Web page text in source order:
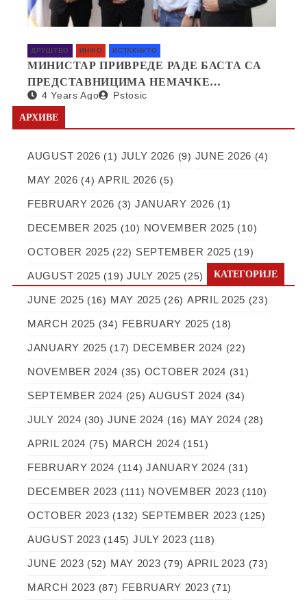
ДРУШТВО ИНФО ИСТАКНУТО
МИНИСТАР ПРИВРЕДЕ РАДЕ БАСТА СА
ПРЕДСТАВНИЦИМА НЕМАЧКЕ
КОМПАНИЈЕ SAPI О ОТВАРАЊУ
ФАБРИКЕ У СРБИЈИ
4 Years Ago Pstosic
АРХИВЕ
AUGUST 2026 (1) JULY 2026 (9) JUNE 2026 (4)
MAY 2026 (4) APRIL 2026 (5)
FEBRUARY 2026 (3) JANUARY 2026 (1)
DECEMBER 2025 (10) NOVEMBER 2025 (10)
OCTOBER 2025 (22) SEPTEMBER 2025 (19)
AUGUST 2025 (19) JULY 2025 (25)
JUNE 2025 (16) MAY 2025 (26) APRIL 2025 (23)
MARCH 2025 (34) FEBRUARY 2025 (18)
JANUARY 2025 (17) DECEMBER 2024 (22)
NOVEMBER 2024 (35) OCTOBER 2024 (31)
SEPTEMBER 2024 (25) AUGUST 2024 (34)
JULY 2024 (30) JUNE 2024 (16) MAY 2024 (28)
APRIL 2024 (75) MARCH 2024 (151)
FEBRUARY 2024 (114) JANUARY 2024 (31)
DECEMBER 2023 (111) NOVEMBER 2023 (110)
OCTOBER 2023 (132) SEPTEMBER 2023 (125)
AUGUST 2023 (145) JULY 2023 (118)
JUNE 2023 (52) MAY 2023 (79) APRIL 2023 (73)
MARCH 2023 (87) FEBRUARY 2023 (71)
КАТЕГОРИЈЕ